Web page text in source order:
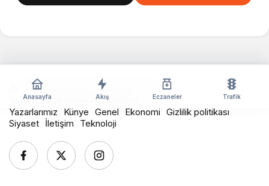
Anasayfa Akış Eczaneler Trafik
© Telif Hakkı 2026, Tüm Hakları Saklıdır
Yazılım:Arge Network Solutions
Yazarlarımız
Künye Genel Ekonomi Gizlilik politikası
Siyaset İletişim Teknoloji